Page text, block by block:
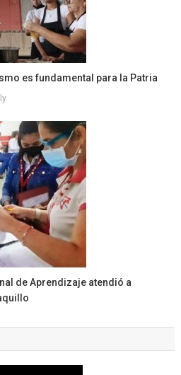
es fundamental para la Patria
de Aprendizaje atendió a